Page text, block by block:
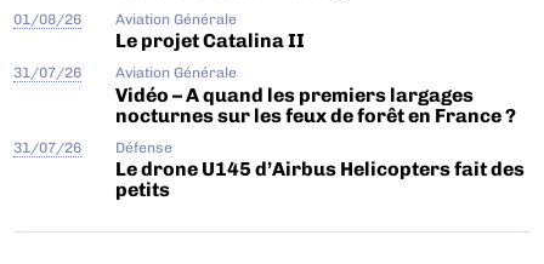
01/08/26 Aviation Générale
Le projet Catalina II
31/07/26 Aviation Générale
Vidéo – A quand les premiers largages
nocturnes sur les feux de forêt en France ?
31/07/26 Défense
Le drone U145 d’Airbus Helicopters fait des
petits